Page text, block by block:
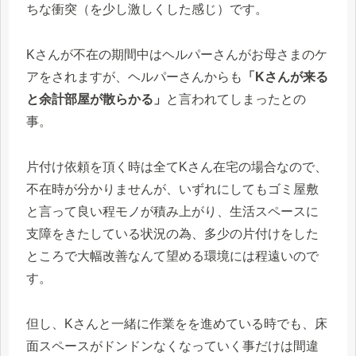
ちな衝突（を少し激しくした感じ）です。
Kさんが不在の期間中はヘルパーさんがお母さまのケ
アをされますが、ヘルパーさんからも
「Kさんが来る
と余計部屋が散らかる」
と言われてしまったとの
事。
片付け依頼を頂く時は全てKさん在宅の場合なので、
不在時が分かりませんが、いずれにしてもゴミ屋敷
と言って良い程モノが積み上がり、生活スペースに
支障をきたしている状況の為、多少の片付けをした
ところで大幅改善なんて望める環境には程遠いので
す。
但し、Kさんと一緒に作業をを進めている時でも、床
面スペースがドンドンなくなっていく事だけは間違